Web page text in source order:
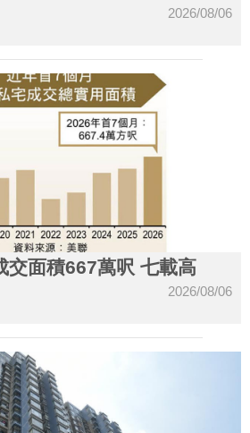
2026/08/06
交面積667萬呎 七載高
2026/08/06